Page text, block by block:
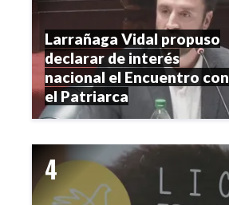
Larrañaga Vidal propuso
declarar de interés
nacional el Encuentro con
el Patriarca